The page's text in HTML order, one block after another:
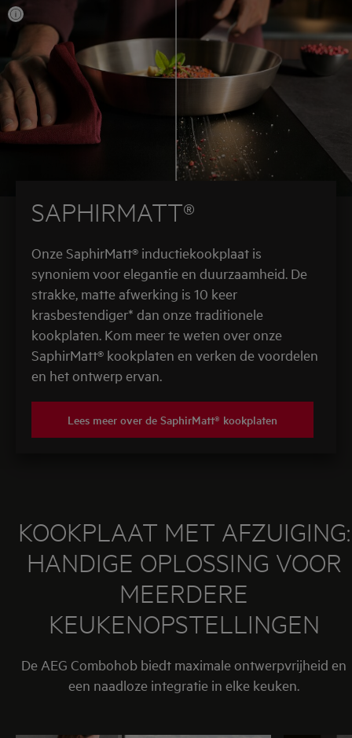
SAPHIRMATT®
Onze SaphirMatt® inductiekookplaat is
synoniem voor elegantie en duurzaamheid. De
strakke, matte afwerking is 10 keer
krasbestendiger* dan onze traditionele
kookplaten. Kom meer te weten over onze
SaphirMatt® kookplaten en verken de voordelen
en het ontwerp ervan.
Lees meer over de SaphirMatt® kookplaten
KOOKPLAAT MET AFZUIGING:
HANDIGE OPLOSSING VOOR
MEERDERE
KEUKENOPSTELLINGEN
De AEG Combohob biedt maximale ontwerpvrijheid en
een naadloze integratie in elke keuken.